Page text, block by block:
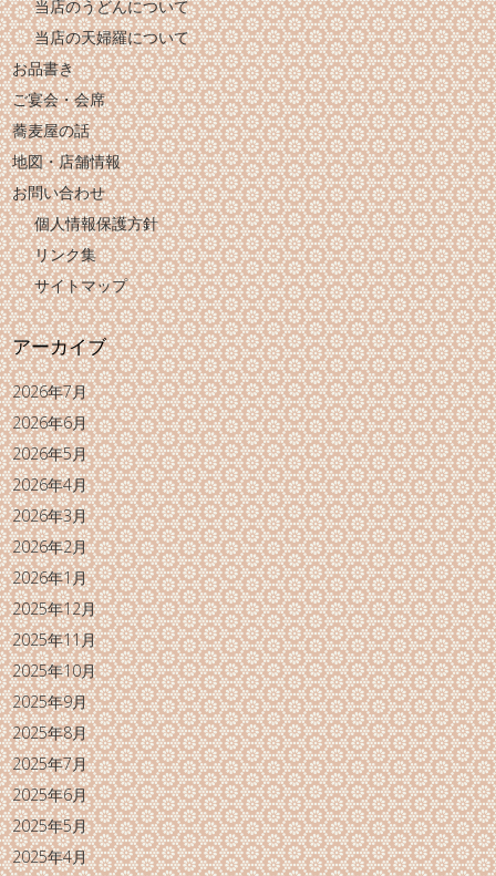
当店のうどんについて
当店の天婦羅について
お品書き
ご宴会・会席
蕎麦屋の話
地図・店舗情報
お問い合わせ
個人情報保護方針
リンク集
サイトマップ
アーカイブ
2026年7月
2026年6月
2026年5月
2026年4月
2026年3月
2026年2月
2026年1月
2025年12月
2025年11月
2025年10月
2025年9月
2025年8月
2025年7月
2025年6月
2025年5月
2025年4月